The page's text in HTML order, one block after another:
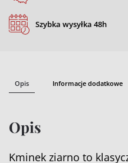
Szybka wysyłka 48h
Opis Informacje dodatkowe
Opis
Kminek ziarno to